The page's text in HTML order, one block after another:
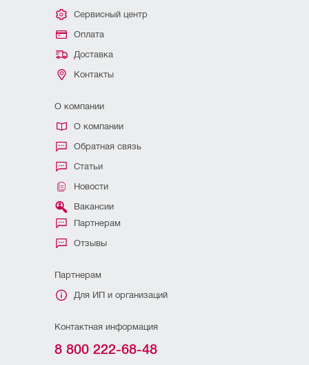
Сервисный центр
Оплата
Доставка
Контакты
О компании
О компании
Обратная связь
Статьи
Новости
Вакансии
Партнерам
Отзывы
Партнерам
Для ИП и организаций
Контактная информация
8 800 222-68-48